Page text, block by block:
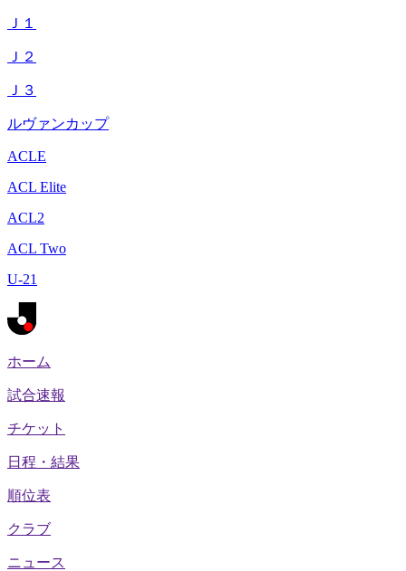
Ｊ１
Ｊ２
Ｊ３
ルヴァンカップ
ACLE
ACL Elite
ACL2
ACL Two
U-21
ホーム
試合速報
チケット
日程・結果
順位表
クラブ
ニュース